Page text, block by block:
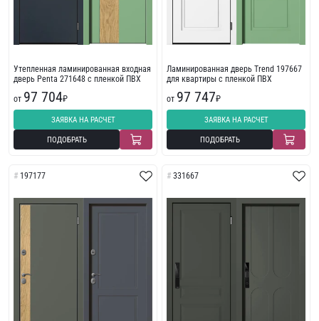
Утепленная ламинированная входная
дверь Penta 271648 с пленкой ПВХ
от 97 704₽
ЗАЯВКА НА РАСЧЕТ
ПОДОБРАТЬ
Ламинированная дверь Trend 197667
для квартиры с пленкой ПВХ
от 97 747₽
ЗАЯВКА НА РАСЧЕТ
ПОДОБРАТЬ
197177 331667